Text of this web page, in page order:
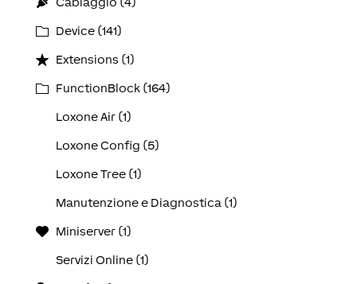
Device (141)
Extensions (1)
FunctionBlock (164)
Loxone Air (1)
Loxone Config (5)
Loxone Tree (1)
Manutenzione e Diagnostica (1)
Miniserver (1)
Servizi Online (1)